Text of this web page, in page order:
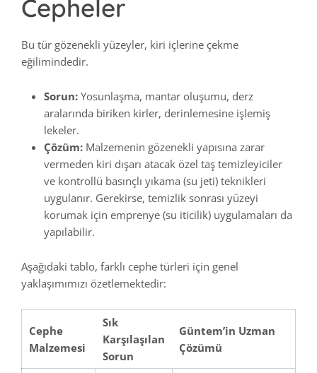
Cepheler
Bu tür gözenekli yüzeyler, kiri içlerine çekme
eğilimindedir.
Sorun: Yosunlaşma, mantar oluşumu, derz
aralarında biriken kirler, derinlemesine işlemiş
lekeler.
Çözüm: Malzemenin gözenekli yapısına zarar
vermeden kiri dışarı atacak özel taş temizleyiciler
ve kontrollü basınçlı yıkama (su jeti) teknikleri
uygulanır. Gerekirse, temizlik sonrası yüzeyi
korumak için emprenye (su iticilik) uygulamaları da
yapılabilir.
Aşağıdaki tablo, farklı cephe türleri için genel
yaklaşımımızı özetlemektedir:
Cephe
Malzemesi
Sık
Karşılaşılan
Sorun
Güntem’in Uzman
Çözümü